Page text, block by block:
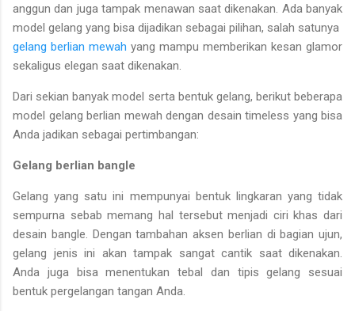
anggun dan juga tampak menawan saat dikenakan. Ada banyak
model gelang yang bisa dijadikan sebagai pilihan, salah satunya
gelang berlian mewah yang mampu memberikan kesan glamor
sekaligus elegan saat dikenakan.
Dari sekian banyak model serta bentuk gelang, berikut beberapa
model gelang berlian mewah dengan desain timeless yang bisa
Anda jadikan sebagai pertimbangan:
Gelang berlian bangle
Gelang yang satu ini mempunyai bentuk lingkaran yang tidak
sempurna sebab memang hal tersebut menjadi ciri khas dari
desain bangle. Dengan tambahan aksen berlian di bagian ujun,
gelang jenis ini akan tampak sangat cantik saat dikenakan.
Anda juga bisa menentukan tebal dan tipis gelang sesuai
bentuk pergelangan tangan Anda.